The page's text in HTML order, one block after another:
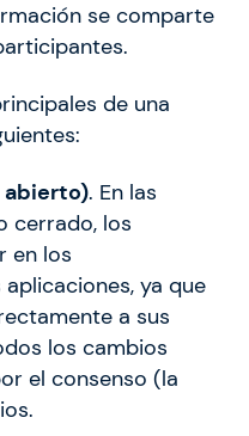
se comparte
de una
abierto). En las
cerrado, los
en los
ya que
a sus
los cambios
el consenso (la